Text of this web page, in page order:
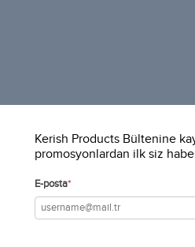
Kerish Products Bültenine
promosyonlardan ilk siz
E-posta*